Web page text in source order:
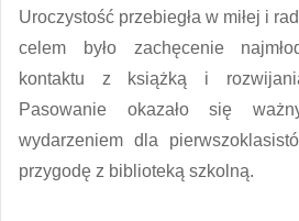
Uroczystość przebiegła w miłej i
celem było zachęcenie
kontaktu z książką i
Pasowanie okazało się
wydarzeniem dla
przygodę z biblioteką szkolną.